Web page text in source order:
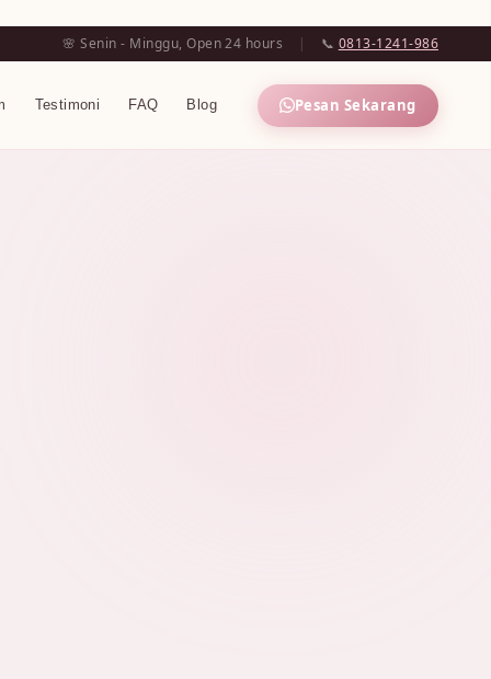
🌸 Senin - Minggu, Open 24 hours | 📞 0813-1241-986
Testimoni FAQ Blog Pesan Sekarang